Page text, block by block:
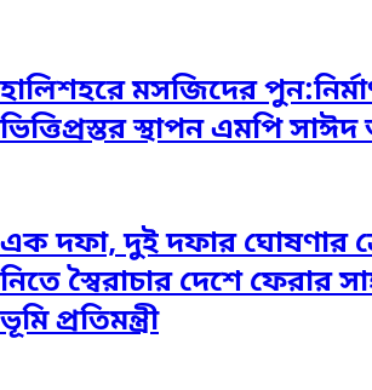
হালিশহরে মসজিদের
ভিত্তিপ্রস্তর স্থাপন এমপি
এক দফা, দুই দফার ঘোষণার
নিতে স্বৈরাচার দেশে ফেরার
ভূমি প্রতিমন্ত্রী